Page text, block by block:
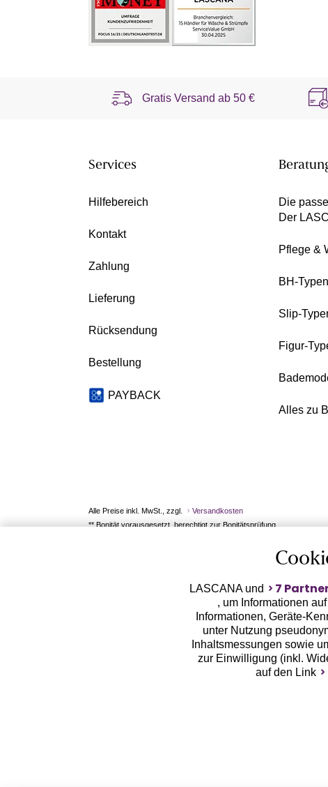
Gratis Versand ab50 €
Services
Hilfebereich
Kontakt
Zahlung
Lieferung
Rücksendung
Bestellung
PAYBACK
Die
Der
Pflege &
BH-Typen
Slip-
Figur-
Alles zu
Alle Preise inkl. MwSt., zzgl.
Versandkosten
** Bonität vorausgesetzt, berechtigt zur Bonitätsprüfung
LASCANA und 7
, um Informationen
Informationen, Geräte-
unter Nutzung
Inhaltsmessungen sowie
zur Einwilligung (inkl.
auf den Link
LASCANA arbeitet mit
von uns übermittelten
Erhebung der